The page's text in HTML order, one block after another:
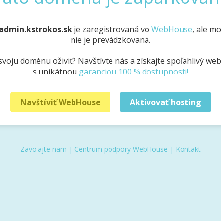
admin.kstrokos.skje zaregistrovaná vo WebHouse, ale
nie je prevádzkovaná.
doménu oživiť? Navštívte nás a získajte spoľahlivý
s unikátnou garanciou 100 % dostupnosti!
Navštíviť WebHouse Aktivovať hosting
Zavolajte nám | Centrum podpory WebHouse | Kontakt